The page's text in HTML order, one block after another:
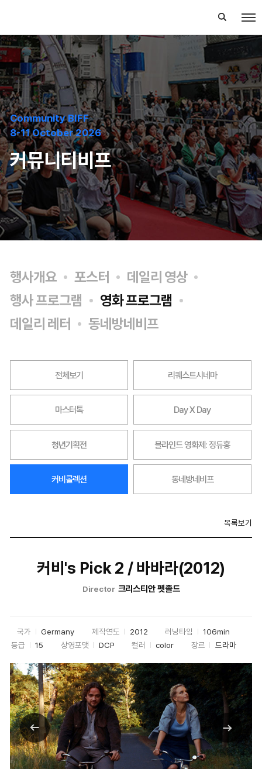
Community BIFF
8-11 October 2026
커뮤니티비프
행사개요 포스터
데일리 영상
행사 프로그램
영화 프로그램
데일리 레터
동네방네비프
전체보기 리퀘스트시네마
마스터톡 Day X Day
청년기획전 블라인드 영화제: 정듀홍
커비콜렉션 동네방네비프
목록보기
커비's Pick 2 / 바바라(2012)
Director 크리스티안 펫졸드
국가 Germany 제작연도 2012 러닝타임
106min
등급
15 상영포맷 DCP 컬러 color 장르 드라마